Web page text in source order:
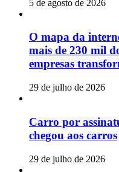
5 de agosto de 2026
O mapa da
mais de 230 mil
empresas
29 de julho de 2026
Carro por
chegou aos carros
29 de julho de 2026